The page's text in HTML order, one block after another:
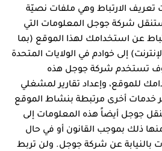
تعريف الارتباط وهي ملفات نصيّة
شركة جوجل المعلومات التي
عن استخدامك لهذا الموقع (بما
إلى خوادم في الولايات المتحدة
تستخدم شركة جوجل هذه
للموقع، وإعداد تقارير لمشغلي
خدمات أخرى مرتبطة بنشاط الموقع
جوجل أيضاً هذه المعلومات إلى
ذلك بموجب القانون أو في حال
بالنيابة عن شركة جوجل. ولن تربط